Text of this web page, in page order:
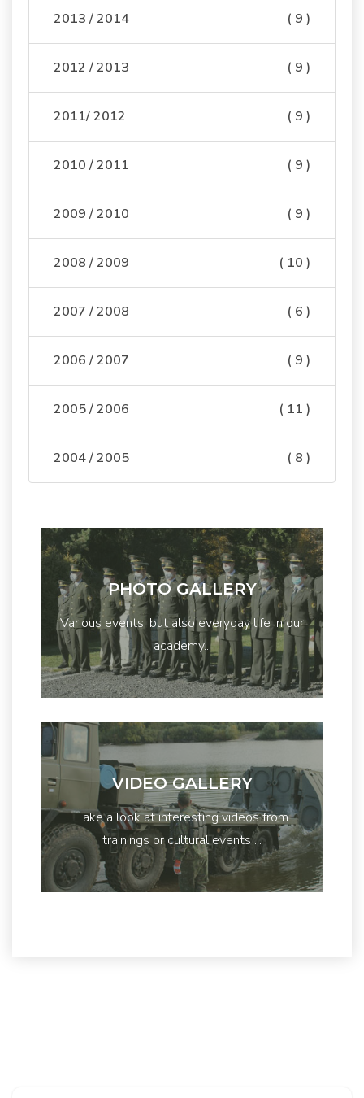
2013 / 2014 ( 9 )
2012 / 2013 ( 9 )
2011/ 2012 ( 9 )
2010 / 2011 ( 9 )
2009 / 2010 ( 9 )
2008 / 2009 ( 10 )
2007 / 2008 ( 6 )
2006 / 2007 ( 9 )
2005 / 2006 ( 11 )
2004 / 2005 ( 8 )
PHOTO GALLERY
Various events, but also everyday life in our
academy...
VIDEO GALLERY
Take a look at interesting videos from
trainings or cultural events ...